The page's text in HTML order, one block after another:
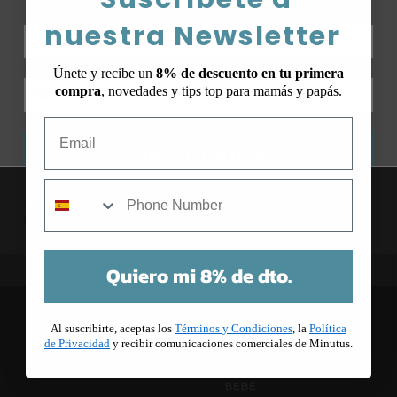
Al suscribirte, aceptas losTérminos y Condiciones
nuestra Newsletter
Únete y recibe un 8% de descuento en tu primera
compra, novedades y tips top para mamás y papás.
Quiero mi 8% de dto.
Al suscribirte, aceptas los Términos y Condiciones, la Política
de Privacidad y recibir comunicaciones comerciales de Minutus.